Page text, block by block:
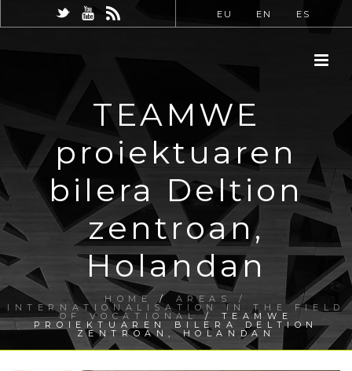
EU EN ES
TEAMWE
proiektuaren
bilera Deltion
zentroan,
Holandan
HOME / AREAS /
INTERNATIONALISATION IN THE FIELD
OF VOCATIONAL/ TEAMWE
PROIEKTUAREN BILERA DELTION
ZENTROAN, HOLANDAN